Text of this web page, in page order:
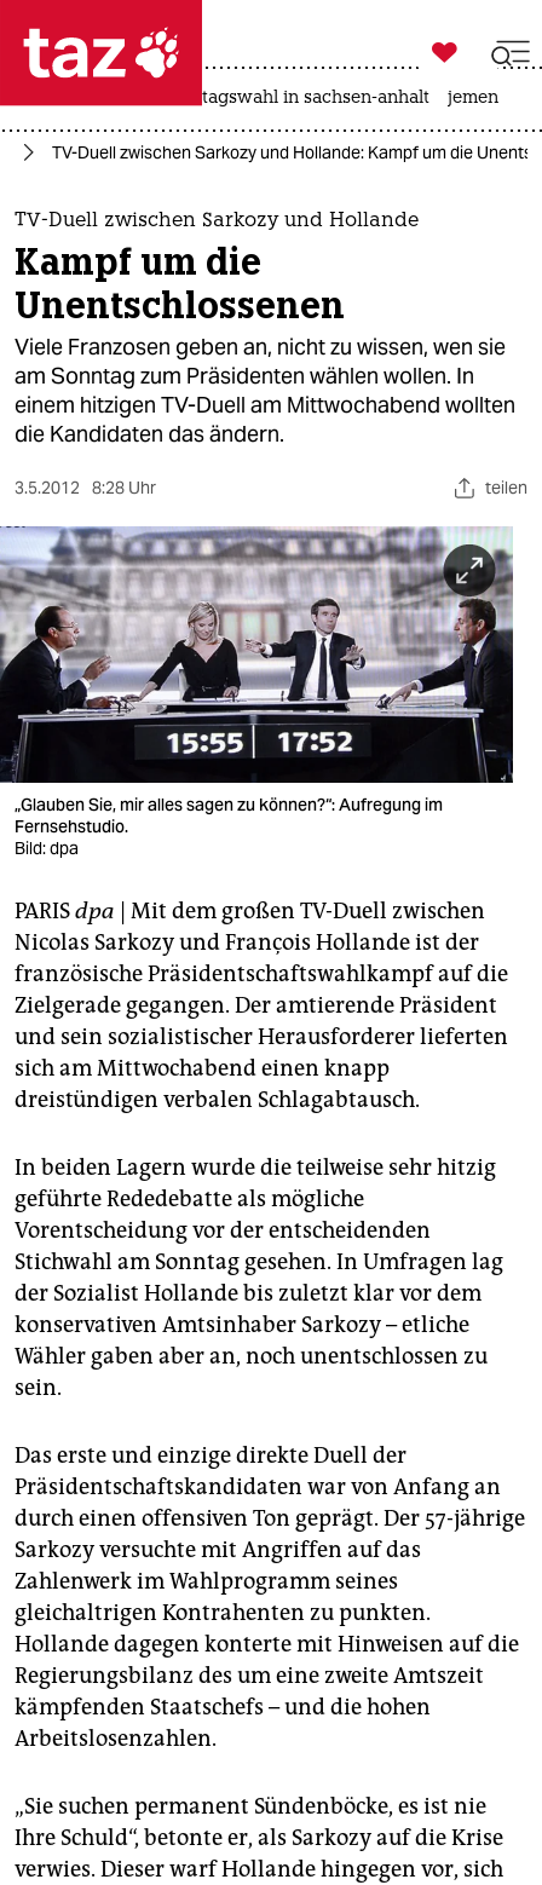
 taz zahl ich
taz zahl ich
themen
politik
öko
gesellschaft
kultur
sport
berlin
nord
wahrheit
verlag
verlag
veranstaltungen
shop
fragen & hilfe
unterstützen
abo
genossenschaft
epaper login

taz zahl ich
landtagswahl in sachsen-anhalt jemen
TV-Duell zwischen Sarkozy und Hollande: Kampf um die
TV-Duell zwischen Sarkozy und Hollande
Kampf um die
Unentschlossenen
Viele Franzosen geben an, nicht zu wissen, wen sie
am Sonntag zum Präsidenten wählen wollen. In
einem hitzigen TV-Duell am Mittwochabend wollten
die Kandidaten das ändern.
3.5.2012 8:28 Uhr teilen
„Glauben Sie, mir alles sagen zu können?“: Aufregung im
Fernsehstudio.
Bild: dpa
PARISdpa | Mit dem großen TV-Duell zwischen
Nicolas Sarkozy und François Hollande ist der
französische Präsidentschaftswahlkampf auf die
Zielgerade gegangen. Der amtierende Präsident
und sein sozialistischer Herausforderer lieferten
sich am Mittwochabend einen knapp
dreistündigen verbalen Schlagabtausch.
In beiden Lagern wurde die teilweise sehr hitzig
geführte Rededebatte als mögliche
Vorentscheidung vor der entscheidenden
Stichwahl am Sonntag gesehen. In Umfragen lag
der Sozialist Hollande bis zuletzt klar vor dem
konservativen Amtsinhaber Sarkozy – etliche
Wähler gaben aber an, noch unentschlossen zu
sein.
Das erste und einzige direkte Duell der
Präsidentschaftskandidaten war von Anfang an
durch einen offensiven Ton geprägt. Der 57-jährige
Sarkozy versuchte mit Angriffen auf das
Zahlenwerk im Wahlprogramm seines
gleichaltrigen Kontrahenten zu punkten.
Hollande dagegen konterte mit Hinweisen auf die
Regierungsbilanz des um eine zweite Amtszeit
kämpfenden Staatschefs – und die hohen
Arbeitslosenzahlen.
„Sie suchen permanent Sündenböcke, es ist nie
Ihre Schuld“, betonte er, als Sarkozy auf die Krise
verwies. Dieser warf Hollande hingegen vor, sich